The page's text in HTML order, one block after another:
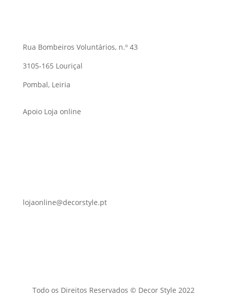
Rua Bombeiros Voluntários, n.º 43
3105-165 Louriçal
Pombal, Leiria
Apoio Loja online
lojaonline@decorstyle.pt
Todo os Direitos Reservados © Decor Style 2022